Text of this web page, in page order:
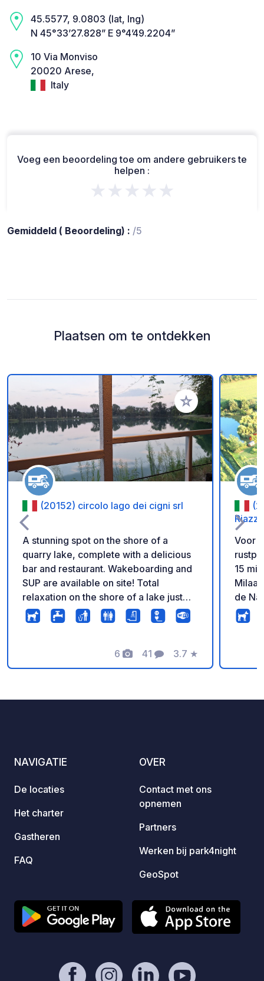
45.5577, 9.0803 (lat, lng)
N 45°33’27.828” E 9°4’49.2204”
10 Via Monviso
20020 Arese,
Italy
Voeg een beoordeling toe om andere gebruikers te
helpen :
★★★★★
Gemiddeld ( Beoordeling) : /5
Plaatsen om te ontdekken
Voeg toe aan je
(20152) circolo lago dei cigni srl
A stunning spot on the shore of a
quarry lake, complete with a delicious
bar and restaurant. Wakeboarding and
SUP are available on site! Total
relaxation on the shore of a lake just
outside Milan. A truly unique place!
6
Foto's
41
Commentaren
3.7
Beoordeling
★
Voor
15
de
Ticino,
de
te
NAVIGATIE
De locaties
Het charter
Gastheren
FAQ
OVER
Contact met ons
opnemen
Partners
Werken bij park4night
GeoSpot